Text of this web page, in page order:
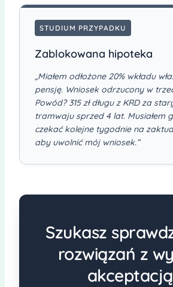
STUDIUM PRZYPADKU
Zablokowana hipoteka
„Miałem odłożone 20% wkładu
pensję. Wniosek odrzucony w
Powód? 315 zł długu z KRD za
tramwaju sprzed 4 lat. Musiałem
czekać kolejne tygodnie na
aby uwolnić mój wniosek.”
Szukasz
rozwiązań z